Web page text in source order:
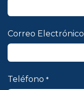
Correo Electrónico
Teléfono *